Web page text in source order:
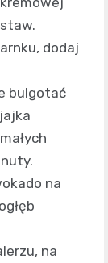
dodaj
bulgotać
na
na